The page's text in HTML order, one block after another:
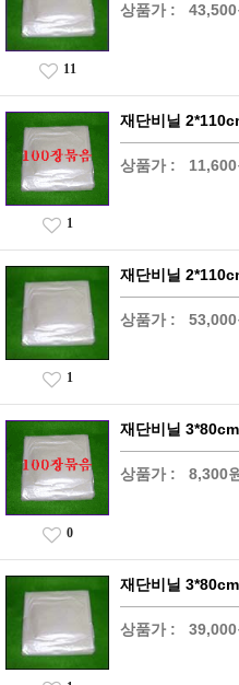
상품가 : 43,500
11
재단비닐
상품가 : 11,600
1
재단비닐
상품가 : 53,000
1
재단비닐
상품가 : 8,300
0
재단비닐
상품가 : 39,000